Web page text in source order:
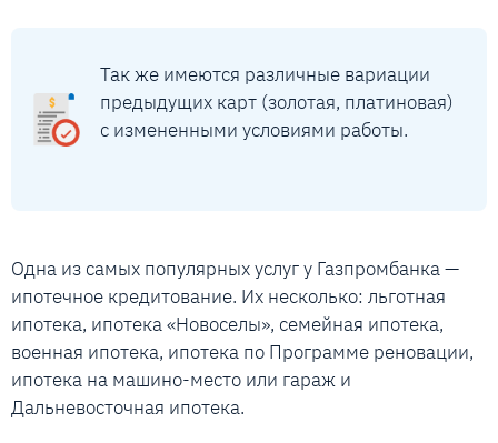
Так же имеются различные вариации
предыдущих карт (золотая, платиновая)
с измененными условиями работы.
Одна из самых популярных услуг у Газпромбанка —
ипотечное кредитование. Их несколько: льготная
ипотека, ипотека «Новоселы», семейная ипотека,
военная ипотека, ипотека по Программе реновации,
ипотека на машино-место или гараж и
Дальневосточная ипотека.